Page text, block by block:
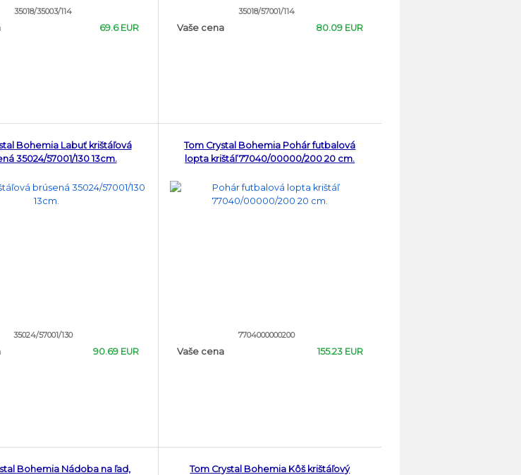
35018/35003/114
69.6 EUR
35018/57001/114
Vaše cena 80.09 EUR
Bohemia Labuť krištáľová
35024/57001/130 13cm.
35024/57001/130
90.69 EUR
Tom Crystal Bohemia Pohár futbalová
lopta krištáľ 77040/00000/200 20 cm.
7704000000200
Vaše cena 155.23 EUR
Bohemia Nádoba na ľad,
Tom Crystal Bohemia Kôš krištáľový